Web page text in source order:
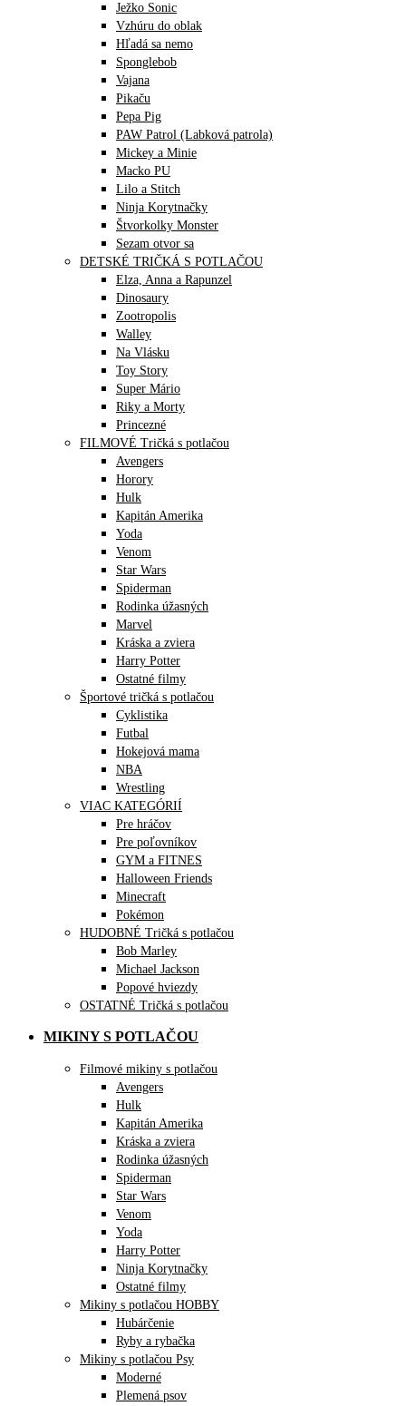
Ježko Sonic
Vzhúru do oblak
Hľadá sa nemo
Sponglebob
Vajana
Pikaču
Pepa Pig
PAW Patrol (Labková patrola)
Mickey a Minie
Macko PU
Lilo a Stitch
Ninja Korytnačky
Štvorkolky Monster
Sezam otvor sa
DETSKÉ TRIČKÁ S POTLAČOU
Elza, Anna a Rapunzel
Dinosaury
Zootropolis
Walley
Na Vlásku
Toy Story
Super Mário
Riky a Morty
Princezné
FILMOVÉ Tričká s potlačou
Avengers
Horory
Hulk
Kapitán Amerika
Yoda
Venom
Star Wars
Spiderman
Rodinka úžasných
Marvel
Kráska a zviera
Harry Potter
Ostatné filmy
Športové tričká s potlačou
Cyklistika
Futbal
Hokejová mama
NBA
Wrestling
VIAC KATEGÓRIÍ
Pre hráčov
Pre poľovníkov
GYM a FITNES
Halloween Friends
Minecraft
Pokémon
HUDOBNÉ Tričká s potlačou
Bob Marley
Michael Jackson
Popové hviezdy
OSTATNÉ Tričká s potlačou
MIKINY S POTLAČOU
Filmové mikiny s potlačou
Avengers
Hulk
Kapitán Amerika
Kráska a zviera
Rodinka úžasných
Spiderman
Star Wars
Venom
Yoda
Harry Potter
Ninja Korytnačky
Ostatné filmy
Mikiny s potlačou HOBBY
Hubárčenie
Ryby a rybačka
Mikiny s potlačou Psy
Moderné
Plemená psov